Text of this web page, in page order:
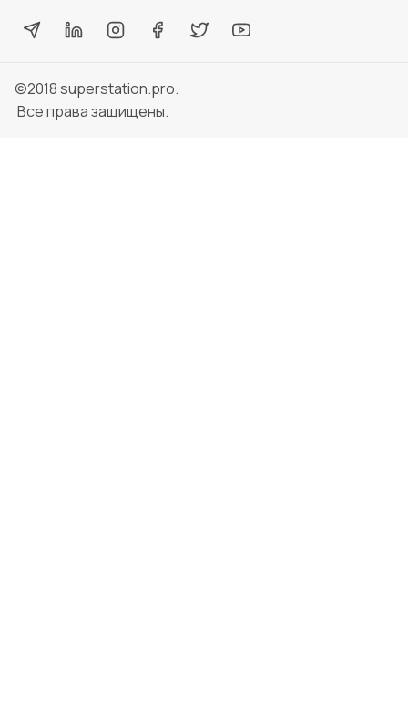
©2018superstation.pro.
Все права защищены.